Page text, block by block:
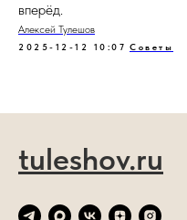
вперёд.
Алексей Тулешов
2025-12-12 10:07 Советы
tuleshov.ru